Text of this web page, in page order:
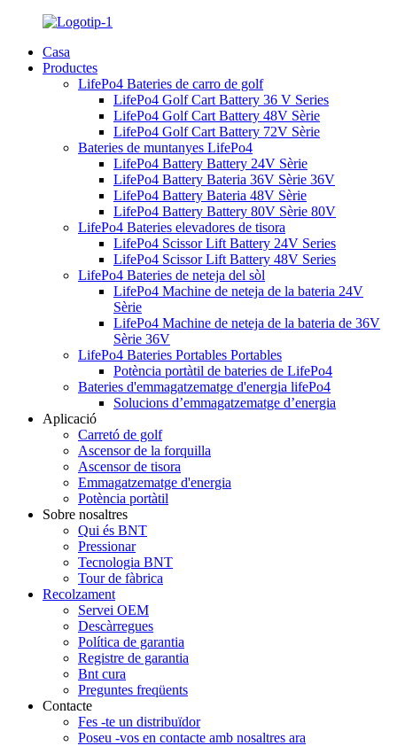
Casa
Productes
LifePo4 Bateries de carro de golf
LifePo4 Golf Cart Battery 36 V Series
LifePo4 Golf Cart Battery 48V Sèrie
LifePo4 Golf Cart Battery 72V Sèrie
Bateries de muntanyes LifePo4
LifePo4 Battery Battery 24V Sèrie
LifePo4 Battery Bateria 36V Sèrie 36V
LifePo4 Battery Bateria 48V Sèrie
LifePo4 Battery Battery 80V Sèrie 80V
LifePo4 Bateries elevadores de tisora
LifePo4 Scissor Lift Battery 24V Series
LifePo4 Scissor Lift Battery 48V Series
LifePo4 Bateries de neteja del sòl
LifePo4 Machine de neteja de la bateria 24V
Sèrie
LifePo4 Machine de neteja de la bateria de 36V
Sèrie 36V
LifePo4 Bateries Portables Portables
Potència portàtil de bateries de LifePo4
Bateries d'emmagatzematge d'energia lifePo4
Solucions d’emmagatzematge d’energia
Aplicació
Carretó de golf
Ascensor de la forquilla
Ascensor de tisora
Emmagatzematge d'energia
Potència portàtil
Sobre nosaltres
Qui és BNT
Pressionar
Tecnologia BNT
Tour de fàbrica
Recolzament
Servei OEM
Descàrregues
Política de garantia
Registre de garantia
Bnt cura
Preguntes freqüents
Contacte
Fes -te un distribuïdor
Poseu -vos en contacte amb nosaltres ara